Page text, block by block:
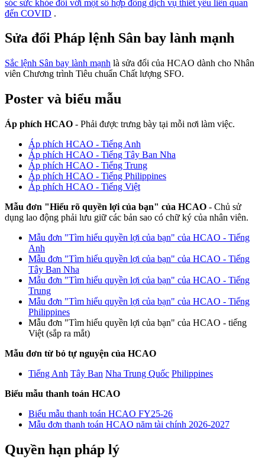
sóc sức khỏe đối với một số hợp đồng dịch vụ thiết yếu liên quan
đến COVID .
Sửa đổi Pháp lệnh Sân bay lành mạnh
Sắc lệnh Sân bay lành mạnh là sửa đổi của HCAO dành cho Nhân
viên Chương trình Tiêu chuẩn Chất lượng SFO.
Poster và biểu mẫu
Áp phích HCAO - Phải được trưng bày tại mỗi nơi làm việc.
Áp phích HCAO - Tiếng Anh
Áp phích HCAO - Tiếng Tây Ban Nha
Áp phích HCAO - Tiếng Trung
Áp phích HCAO - Tiếng Philippines
Áp phích HCAO - Tiếng Việt
Mẫu đơn "Hiểu rõ quyền lợi của bạn" của HCAO - Chủ sử
dụng lao động phải lưu giữ các bản sao có chữ ký của nhân viên.
Mẫu đơn "Tìm hiểu quyền lợi của bạn" của HCAO - Tiếng
Anh
Mẫu đơn "Tìm hiểu quyền lợi của bạn" của HCAO - Tiếng
Tây Ban Nha
Mẫu đơn "Tìm hiểu quyền lợi của bạn" của HCAO - Tiếng
Trung
Mẫu đơn "Tìm hiểu quyền lợi của bạn" của HCAO - Tiếng
Philippines
Mẫu đơn "Tìm hiểu quyền lợi của bạn" của HCAO - tiếng
Việt (sắp ra mắt)
Mẫu đơn từ bỏ tự nguyện của HCAO
Tiếng Anh Tây Ban Nha Trung Quốc Philippines
Biểu mẫu thanh toán HCAO
Biểu mẫu thanh toán HCAO FY25-26
Mẫu đơn thanh toán HCAO năm tài chính 2026-2027
Quyền hạn pháp lý